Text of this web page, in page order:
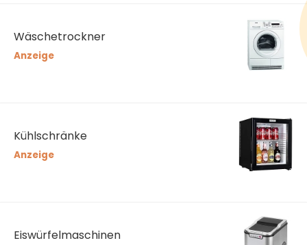
Wäschetrockner
Anzeige
Kühlschränke
Anzeige
Eiswürfelmaschinen